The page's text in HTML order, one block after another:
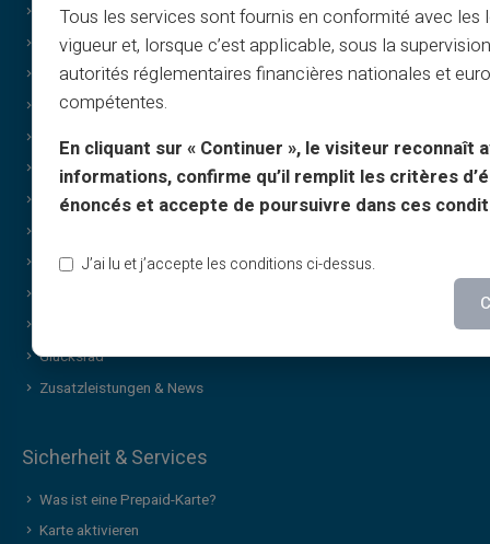
Dedizierte IBAN und RIB
3D Secure
Angebote
Sonderangebote
Print on Demand
Schenken
Sonder-Cashback-Angebot
Diskrete / vertrauliche Einkäufe
Glücksrad
Zusatzleistungen & News
Sicherheit & Services
Was ist eine Prepaid-Karte?
Karte aktivieren
Tous les services sont fournis en conformité avec les
vigueur et, lorsque c’est applicable, sous la
autorités réglementaires financières nationales et
compétentes.
En cliquant sur « Continuer », le visiteur reconnaît
informations, confirme qu’il remplit les critères
énoncés et accepte de poursuivre dans ces
J’ai lu et j’accepte les conditions ci-dessus.